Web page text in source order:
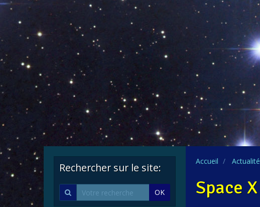
Accueil Actualité
Space X
Rechercher sur le site:
OK